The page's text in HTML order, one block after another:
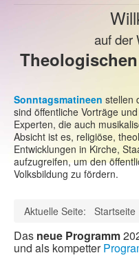
Kontakt
Archiv
Impressum
auf der
Sonntagsmatineen stellen
sind öffentliche Vorträge
Experten, die auch
Absicht ist es, religiöse,
Entwicklungen in Kirche,
aufzugreifen, um den
Volksbildung zu fördern.
Aktuelle Seite: Startseite
Das neue Programm
und als kompetter